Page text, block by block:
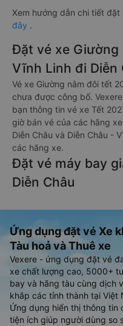
Xem hướng dẫn chi tiết đặt
đây .
Đặt vé xe
Vĩnh Linh đi Diễn
Vé xe Giường nằm đôi tết
chưa được công bố.
bạn thông tin vé xe Tết
giờ bán vé của các hãng
Diễn Châu và Diễn Châu -
các hãng xe.
Đặt vé máy bay
Diễn Châu
Ứng dụng đặt vé Xe
Tàu hoả và Thuê xe
Vexere - ứng dụng đặt vé
xe chất lượng cao, 5000+
bay và hãng tàu cùng dịch
khắp các tỉnh thành tại Việt
Ứng dụng hiển thị thông tin
tiện ích giúp người dùng so